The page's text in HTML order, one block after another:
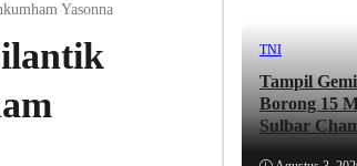
Yasonna
TNI
Tampil
Borong 15
Sulbar